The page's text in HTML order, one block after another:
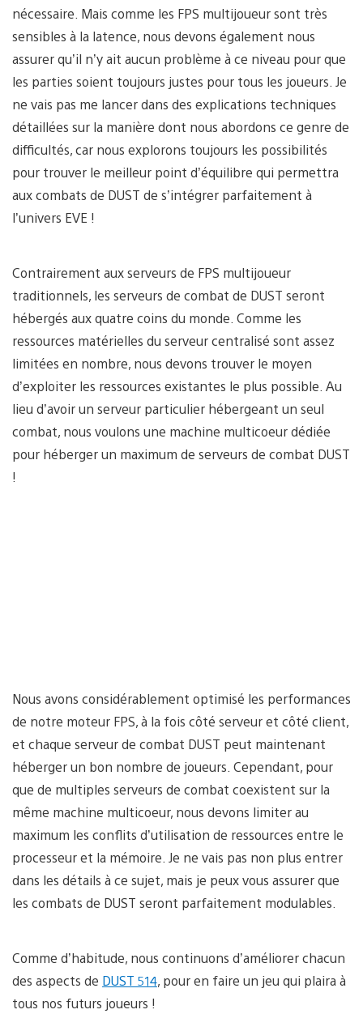
nécessaire. Mais comme les FPS multijoueur sont très
sensibles à la latence, nous devons également nous
assurer qu’il n’y ait aucun problème à ce niveau pour que
les parties soient toujours justes pour tous les joueurs. Je
ne vais pas me lancer dans des explications techniques
détaillées sur la manière dont nous abordons ce genre de
difficultés, car nous explorons toujours les possibilités
pour trouver le meilleur point d’équilibre qui permettra
aux combats de DUST de s’intégrer parfaitement à
l’univers EVE !
Contrairement aux serveurs de FPS multijoueur
traditionnels, les serveurs de combat de DUST seront
hébergés aux quatre coins du monde. Comme les
ressources matérielles du serveur centralisé sont assez
limitées en nombre, nous devons trouver le moyen
d’exploiter les ressources existantes le plus possible. Au
lieu d’avoir un serveur particulier hébergeant un seul
combat, nous voulons une machine multicoeur dédiée
pour héberger un maximum de serveurs de combat DUST
!
Nous avons considérablement optimisé les performances
de notre moteur FPS, à la fois côté serveur et côté client,
et chaque serveur de combat DUST peut maintenant
héberger un bon nombre de joueurs. Cependant, pour
que de multiples serveurs de combat coexistent sur la
même machine multicoeur, nous devons limiter au
maximum les conflits d’utilisation de ressources entre le
processeur et la mémoire. Je ne vais pas non plus entrer
dans les détails à ce sujet, mais je peux vous assurer que
les combats de DUST seront parfaitement modulables.
Comme d’habitude, nous continuons d’améliorer chacun
des aspects de DUST 514, pour en faire un jeu qui plaira à
tous nos futurs joueurs !